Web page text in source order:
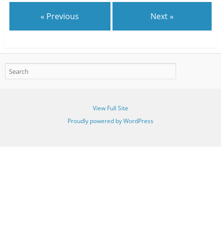
« Previous Next »
View Full Site
Proudly powered by WordPress